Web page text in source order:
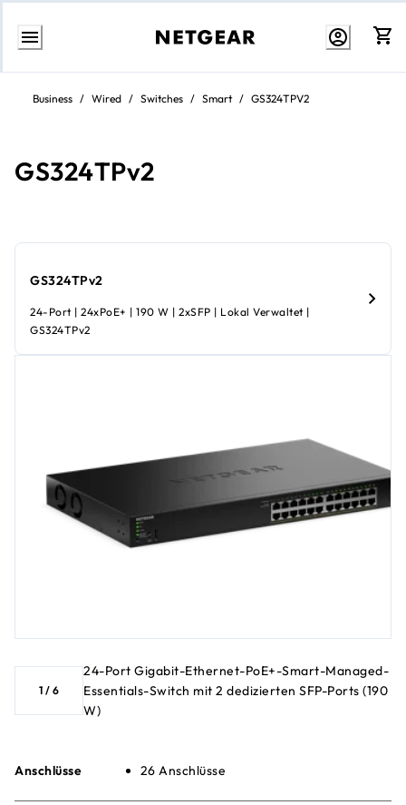
Zum
springen
Business / Wired / Switches / Smart / GS324TPV2
GS324TPv2
1 / 6
24-Port Gigabit-Ethernet-PoE+-Smart-Managed-
Essentials-Switch mit 2 dedizierten SFP-Ports (190
W)
Anschlüsse 26 Anschlüsse
GS324TPv2
24-Port | 24xPoE+ | 190 W | 2xSFP | Lokal Verwaltet |
GS324TPv2